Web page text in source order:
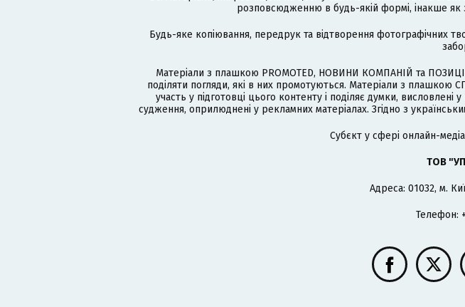
розповсюдженню в будь-якій формі, інакше як
Будь-яке копіювання, передрук та відтворення фотографічних
Матеріали з плашкою PROMOTED, НОВИНИ КОМПАНІЙ та
поділяти погляди, які в них промотуються. Матеріали з
участь у підготовці цього контенту і поділяє думки, висловлені
судження, оприлюднені у рекламних матеріалах. Згідно з
Cубєкт у сфері онлайн-
ТОВ
Адреса: 01032, м.
Телефон: